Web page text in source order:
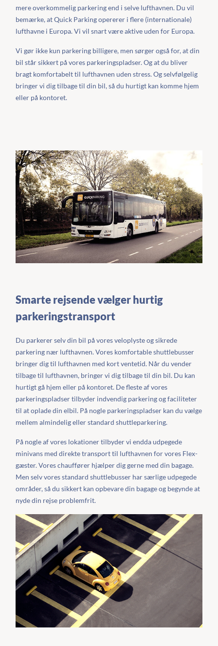
mere overkommelig parkering end i selve lufthavnen. Du vil
bemærke, at Quick Parking opererer i flere (internationale)
lufthavne i Europa. Vi vil snart være aktive uden for Europa.
Vi gør ikke kun parkering billigere, men sørger også for, at din
bil står sikkert på vores parkeringspladser. Og at du bliver
bragt komfortabelt til lufthavnen uden stress. Og selvfølgelig
bringer vi dig tilbage til din bil, så du hurtigt kan komme hjem
eller på kontoret.
Smarte rejsende vælger hurtig
parkeringstransport
Du parkerer selv din bil på vores veloplyste og sikrede
parkering nær lufthavnen. Vores komfortable shuttlebusser
bringer dig til lufthavnen med kort ventetid. Når du vender
tilbage til lufthavnen, bringer vi dig tilbage til din bil. Du kan
hurtigt gå hjem eller på kontoret. De fleste af vores
parkeringspladser tilbyder indvendig parkering og faciliteter
til at oplade din elbil. På nogle parkeringspladser kan du vælge
mellem almindelig eller standard shuttleparkering.
På nogle af vores lokationer tilbyder vi endda udpegede
minivans med direkte transport til lufthavnen for vores Flex-
gæster. Vores chauffører hjælper dig gerne med din bagage.
Men selv vores standard shuttlebusser har særlige udpegede
områder, så du sikkert kan opbevare din bagage og begynde at
nyde din rejse problemfrit.